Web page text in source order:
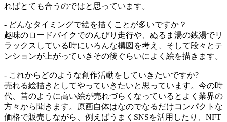
ればとても合うのではと思っています。
- どんなタイミングで絵を描くことが多いですか？
趣味のロードバイクでのんびり走行や、ぬるま湯の銭湯でリ
ラックスしている時にいろんな構図を考え、そして段々とテ
ンションが上がっていきその後ぐらいによく絵を描きます。
- これからどのような創作活動をしていきたいですか?
売れる絵描きとしてやっていきたいと思っています。今の時
代、昔のように高い絵が売れづらくなっているとよく業界の
方々から聞きます。原画自体はなのでなるだけコンパクトな
価格で販売しながら、例えばうまくSNSを活用したり、NFT